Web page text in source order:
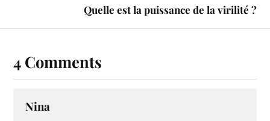
Quelle est la puissance de la virilité ?
4 Comments
Nina